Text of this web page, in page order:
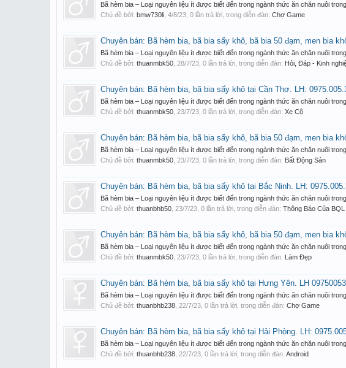
Bã hèm bia – Loại nguyên liệu ít được biết đến trong ngành thức ăn chăn nuôi
Chủ đề bởi: bmw730li 4/8/23 , 0 lần trả lời, trong diễn đàn: Chợ Game
Chuyên bán: Bã hèm bia, bã bia sấy khô, bã bia 50 đạm, men bia
Bã hèm bia – Loại nguyên liệu ít được biết đến trong ngành thức ăn chăn nuôi
Chủ đề bởi: thuanmbk50 28/7/23 , 0 lần trả lời, trong diễn đàn: Hỏi, Đáp - Kinh
Chuyên bán: Bã hèm bia, bã bia sấy khô tại Cần Thơ. LH:
Bã hèm bia – Loại nguyên liệu ít được biết đến trong ngành thức ăn chăn nuôi
Chủ đề bởi: thuanmbk50 23/7/23 , 0 lần trả lời, trong diễn đàn: Xe Cộ
Chuyên bán: Bã hèm bia, bã bia sấy khô, bã bia 50 đạm, men bia
Bã hèm bia – Loại nguyên liệu ít được biết đến trong ngành thức ăn chăn nuôi
Chủ đề bởi: thuanmbk50 23/7/23 , 0 lần trả lời, trong diễn đàn: Bất Động Sản
Chuyên bán: Bã hèm bia, bã bia sấy khô tại Bắc Ninh. LH:
Bã hèm bia – Loại nguyên liệu ít được biết đến trong ngành thức ăn chăn nuôi
Chủ đề bởi: thuanbhb50 23/7/23 , 0 lần trả lời, trong diễn đàn: Thông Báo Của
Chuyên bán: Bã hèm bia, bã bia sấy khô, bã bia 50 đạm, men bia
Bã hèm bia – Loại nguyên liệu ít được biết đến trong ngành thức ăn chăn nuôi
Chủ đề bởi: thuanmbk50 23/7/23 , 0 lần trả lời, trong diễn đàn: Làm Đẹp
Chuyên bán: Bã hèm bia, bã bia sấy khô tại Hưng Yên. LH
Bã hèm bia – Loại nguyên liệu ít được biết đến trong ngành thức ăn chăn nuôi
Chủ đề bởi: thuanbhb238 22/7/23 , 0 lần trả lời, trong diễn đàn: Chợ Game
Chuyên bán: Bã hèm bia, bã bia sấy khô tại Hải Phòng. LH:
Bã hèm bia – Loại nguyên liệu ít được biết đến trong ngành thức ăn chăn nuôi
Chủ đề bởi: thuanbhb238 22/7/23 , 0 lần trả lời, trong diễn đàn: Android